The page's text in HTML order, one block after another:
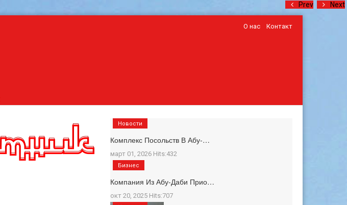
О нас Контакт
Комплекс Посольств В Абу-…
март 01, 2026 Hits:432
Новости
Компания Из Абу-Даби Прио…
окт 20, 2025 Hits:707
Бизнес
Prev Next